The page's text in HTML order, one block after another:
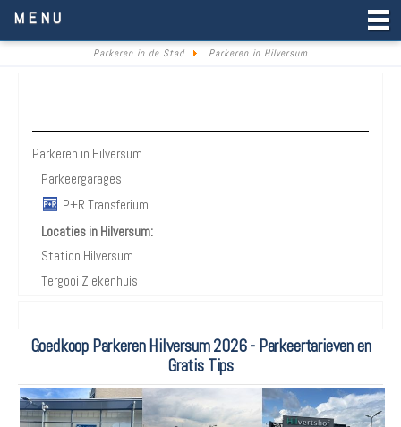
MENU
Parkeren in de Stad Parkeren in Hilversum
Parkeren in Hilversum
Parkeergarages
P+R Transferium
Locaties in Hilversum:
Station Hilversum
Tergooi Ziekenhuis
Goedkoop Parkeren Hilversum 2026 - Parkeertarieven en
Gratis Tips